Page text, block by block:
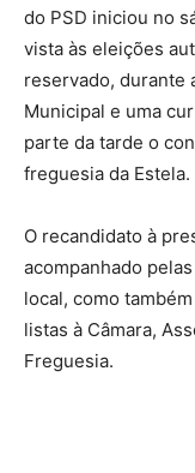
do PSD iniciou no
vista às eleições
reservado, durante
Municipal e uma
parte da tarde o
freguesia da Estela.
O recandidato à
acompanhado
local, como
listas à Câmara,
Freguesia.